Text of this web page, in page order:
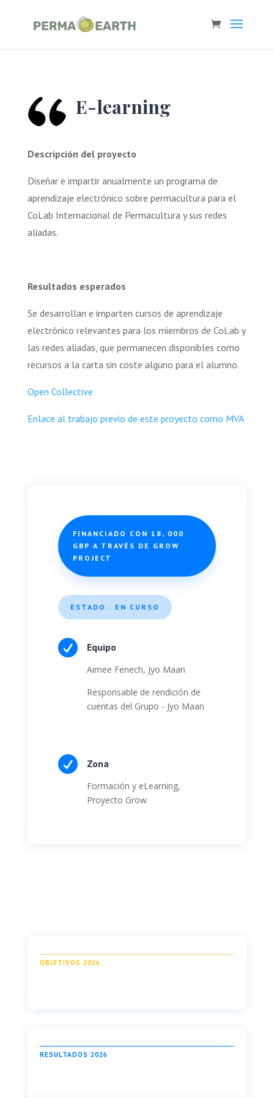
E-learning
Descripción del proyecto
Diseñar e impartir anualmente un programa de
aprendizaje electrónico sobre permacultura para el
CoLab Internacional de Permacultura y sus redes
aliadas.
Resultados esperados
Se desarrollan e imparten cursos de aprendizaje
electrónico relevantes para los miembros de CoLab y
las redes aliadas, que permanecen disponibles como
recursos a la carta sin coste alguno para el alumno.
Open Collective
Enlace al trabajo previo de este proyecto como MVA
FINANCIADO CON 18, 000
GBP A TRAVÉS DE GROW
PROJECT
ESTADO : EN CURSO
 Equipo
Aimee Fenech, Jyo Maan
Responsable de rendición de
cuentas del Grupo - Jyo Maan
 Zona
Formación y eLearning,
Proyecto Grow
OBJETIVOS 2026
RESULTADOS 2026